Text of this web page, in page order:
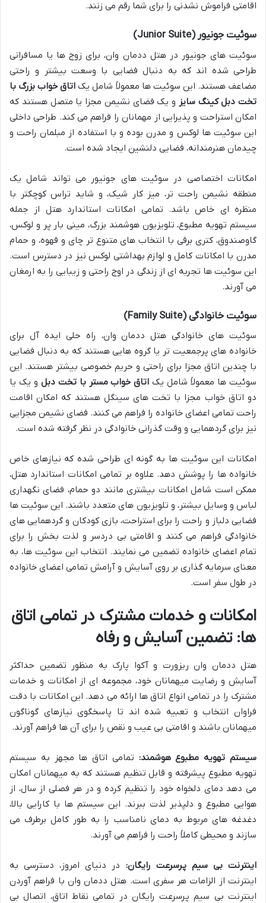
اقامتی فراموش نشدنی را برای شما رقم می زنند.
سوئیت جونیور (Junior Suite)
سوئیت های جونیور در هتل ددمان وان، برای زوج ها یا مسافرانی
طراحی شده اند که به دنبال فضایی با وسعت بیشتر و راحتی
مضاعف هستند. این سوئیت ها معمولاً شامل یک اتاق خواب بزرگ با
تخت دبل کینگ سایز و یک فضای نشیمن مجزا یا متصل هستند که
امکان استراحت و پذیرایی از مهمانان را فراهم می کند. طراحی داخلی
این سوئیت ها لوکس و مدرن بوده و با استفاده از مبلمان راحت و
چیدمان هنرمندانه، فضایی دلنشین ایجاد شده است.
امکانات اختصاصی در سوئیت های جونیور می تواند شامل یک
منطقه نشیمن راحت تر، میز کار شیک، و شاید تراس کوچکتر با
منظره ای خاص باشد. تمامی امکانات استاندارد هتل از جمله
سیستم تهویه مطبوع، تلویزیون هوشمند بزرگ، مینی بار پر و لوکس،
گاوصندوق، کتری برقی با انتخاب های متنوع تر چای و قهوه، و حمام
مدرن با امکانات کامل و لوازم بهداشتی لوکس نیز در دسترس است.
این سوئیت ها تجربه ای از زندگی در اوج راحتی و زیبایی را به ارمغان
می آورند.
سوئیت خانوادگی (Family Suite)
سوئیت های خانوادگی هتل ددمان وان، راه حلی ایده آل برای
خانواده های پرجمعیت تر یا گروه هایی هستند که به دنبال فضایی
با چندین اتاق مجزا برای راحتی و حریم خصوصی بیشتر هستند. این
سوئیت ها معمولاً شامل یک اتاق خواب مستر با تخت دبل و یک یا
دو اتاق خواب مجزا با تخت های سینگل هستند که امکان اقامت
راحت تمامی اعضای خانواده را فراهم می کنند. فضای نشیمن مجزایی
نیز برای گردهمایی و وقت گذرانی خانوادگی در نظر گرفته شده است.
امکانات این سوئیت ها به گونه ای طراحی شده که نیازهای خاص
خانواده ها را پوشش دهد. علاوه بر تمامی امکانات استاندارد هتل،
ممکن است شامل امکانات بیشتری مانند دو حمام، فضای نگهداری
لباس و وسایل بیشتر، و تلویزیون های متعدد باشند. این سوئیت ها
فضایی دلباز و راحت را برای استراحت، بازی کودکان و گردهمایی های
خانوادگی فراهم می کنند و اقامتی بی دردسر و لذت بخش را برای
تمام اعضای خانواده تضمین می نمایند. انتخاب این سوئیت ها، به
معنای سرمایه گذاری بر روی آسایش و آرامش تمامی اعضای خانواده
در طول سفر است.
امکانات و خدمات مشترک در تمامی اتاق
ها: تضمین آسایش و رفاه
هتل ددمان وان ریزورت و آکوا پارک به منظور تضمین حداکثر
آسایش و رضایت میهمانان خود، مجموعه ای از امکانات و خدمات
مشترک را در تمامی انواع اتاق ها ارائه می دهد. این امکانات با دقت
فراوان انتخاب و تعبیه شده اند تا پاسخگوی نیازهای گوناگون
میهمانان باشند و اقامتی بی عیب و نقص را برای آن ها فراهم آورند.
سیستم تهویه مطبوع هوشمند: تمامی اتاق ها مجهز به سیستم
تهویه مطبوع پیشرفته و قابل تنظیم هستند که به میهمانان امکان
می دهد دمای دلخواه خود را تنظیم کرده و در هر فصلی از سال، از
هوایی مطبوع و دلپذیر لذت ببرند. این سیستم ها با کارایی بالا،
دغدغه های مربوط به دمای نامناسب را به طور کامل برطرف می
سازند و محیطی کاملاً راحت را فراهم می آورند.
اینترنت بی سیم پرسرعت رایگان: در دنیای امروز، دسترسی به
اینترنت از الزامات هر سفری است. هتل ددمان وان با فراهم آوردن
اینترنت بی سیم پرسرعت رایگان در تمامی نقاط اتاق، اتصال بی